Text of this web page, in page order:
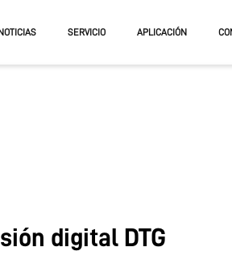
SERVICIO APLICACIÓN
digital DTG